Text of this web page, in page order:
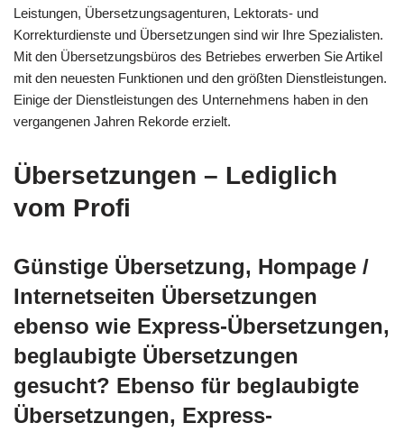
Leistungen, Übersetzungsagenturen, Lektorats- und
Korrekturdienste und Übersetzungen sind wir Ihre Spezialisten.
Mit den Übersetzungsbüros des Betriebes erwerben Sie Artikel
mit den neuesten Funktionen und den größten Dienstleistungen.
Einige der Dienstleistungen des Unternehmens haben in den
vergangenen Jahren Rekorde erzielt.
Übersetzungen – Lediglich
vom Profi
Günstige Übersetzung, Hompage /
Internetseiten Übersetzungen
ebenso wie Express-Übersetzungen,
beglaubigte Übersetzungen
gesucht? Ebenso für beglaubigte
Übersetzungen, Express-